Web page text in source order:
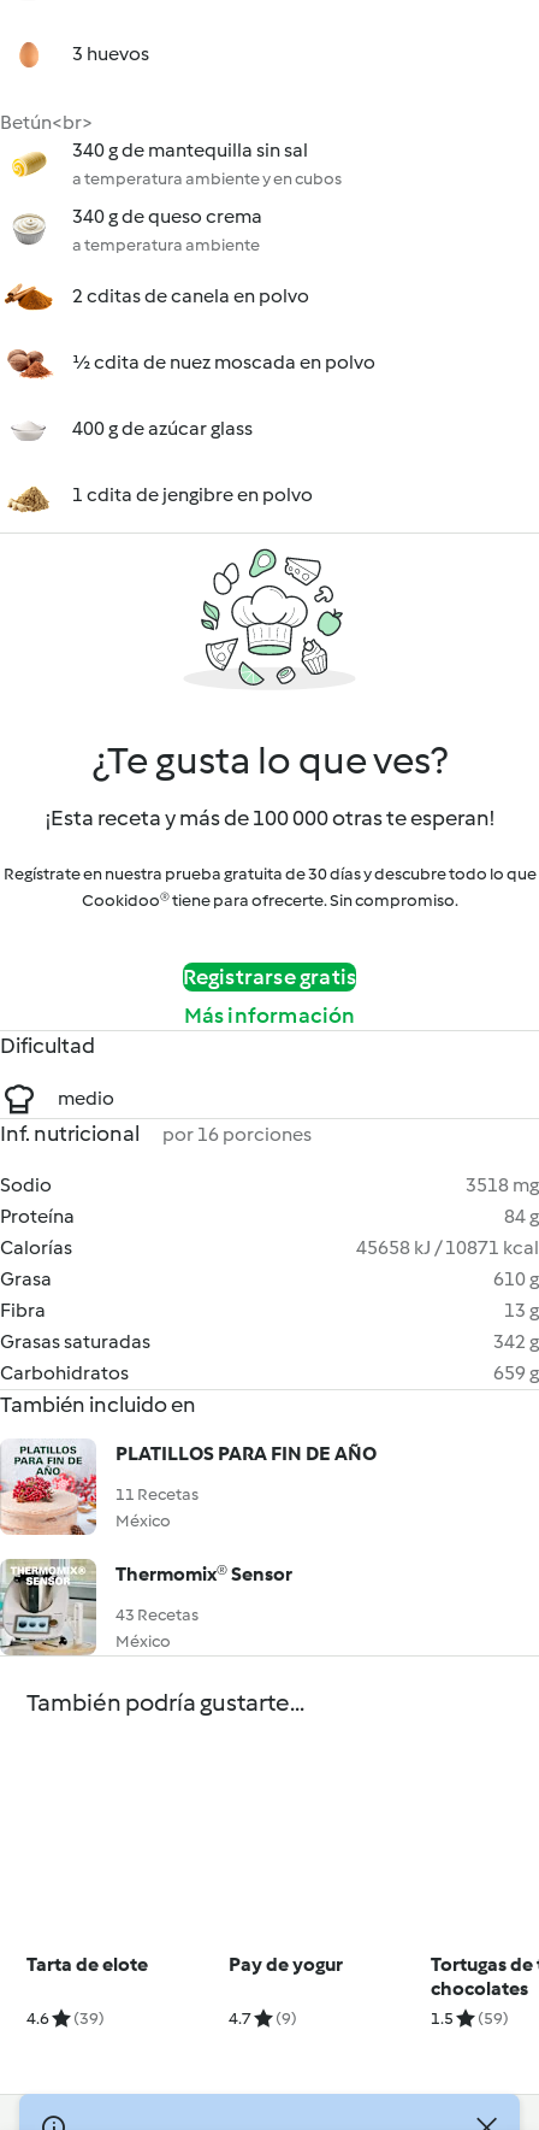
3 huevos
Betún<br>
340 g de mantequilla sin sal
a temperatura ambiente y en cubos
340 g de queso crema
a temperatura ambiente
2 cditas de canela en polvo
½ cdita de nuez moscada en polvo
400 g de azúcar glass
1 cdita de jengibre en polvo
¿Te gusta lo que ves?
¡Esta receta y más de 100 000 otras te esperan!
Regístrate en nuestra prueba gratuita de 30 días y descubre todo lo que
Cookidoo® tiene para ofrecerte. Sin compromiso.
Registrarse gratis
Más información
Dificultad
medio
Inf. nutricional por 16 porciones
Sodio
3518 mg
Proteína
84 g
Calorías
45658 kJ / 10871 kcal
Grasa
610 g
Fibra
13 g
Grasas saturadas
342 g
Carbohidratos
659 g
También incluido en
PLATILLOS PARA FIN DE AÑO
11 Recetas
México
Thermomix® Sensor
43 Recetas
México
También podría gustarte...
Tarta de elote
4.6 (39)
Pay de yogur
4.7 (9)
Tortugas de
chocolates
1.5 (59)